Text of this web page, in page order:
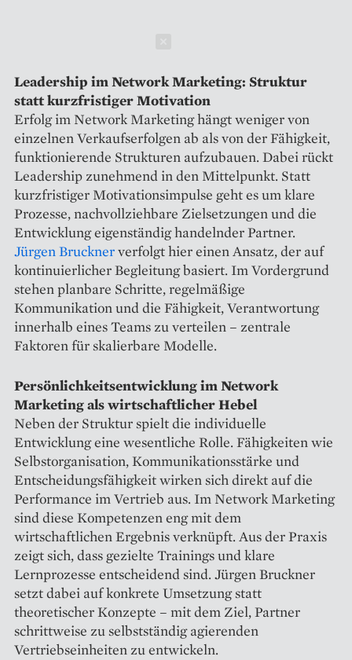
Leadership im Network Marketing: Struktur
statt kurzfristiger Motivation
Erfolg im Network Marketing hängt weniger von
einzelnen Verkaufserfolgen ab als von der Fähigkeit,
funktionierende Strukturen aufzubauen. Dabei rückt
Leadership zunehmend in den Mittelpunkt. Statt
kurzfristiger Motivationsimpulse geht es um klare
Prozesse, nachvollziehbare Zielsetzungen und die
Entwicklung eigenständig handelnder Partner.
Jürgen Brucknerverfolgt hier einen Ansatz, der auf
kontinuierlicher Begleitung basiert. Im Vordergrund
stehen planbare Schritte, regelmäßige
Kommunikation und die Fähigkeit, Verantwortung
innerhalb eines Teams zu verteilen – zentrale
Faktoren für skalierbare Modelle.
Persönlichkeitsentwicklung im Network
Marketing als wirtschaftlicher Hebel
Neben der Struktur spielt die individuelle
Entwicklung eine wesentliche Rolle. Fähigkeiten wie
Selbstorganisation, Kommunikationsstärke und
Entscheidungsfähigkeit wirken sich direkt auf die
Performance im Vertrieb aus. Im Network Marketing
sind diese Kompetenzen eng mit dem
wirtschaftlichen Ergebnis verknüpft. Aus der Praxis
zeigt sich, dass gezielte Trainings und klare
Lernprozesse entscheidend sind. Jürgen Bruckner
setzt dabei auf konkrete Umsetzung statt
theoretischer Konzepte – mit dem Ziel, Partner
schrittweise zu selbstständig agierenden
Vertriebseinheiten zu entwickeln.